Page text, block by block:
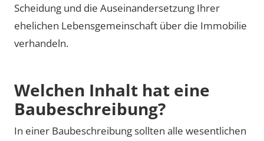
Scheidung und die Auseinandersetzung Ihrer
ehelichen Lebensgemeinschaft über die Immobilie
verhandeln.
Welchen Inhalt hat eine
Baubeschreibung?
In einer Baubeschreibung sollten alle wesentlichen